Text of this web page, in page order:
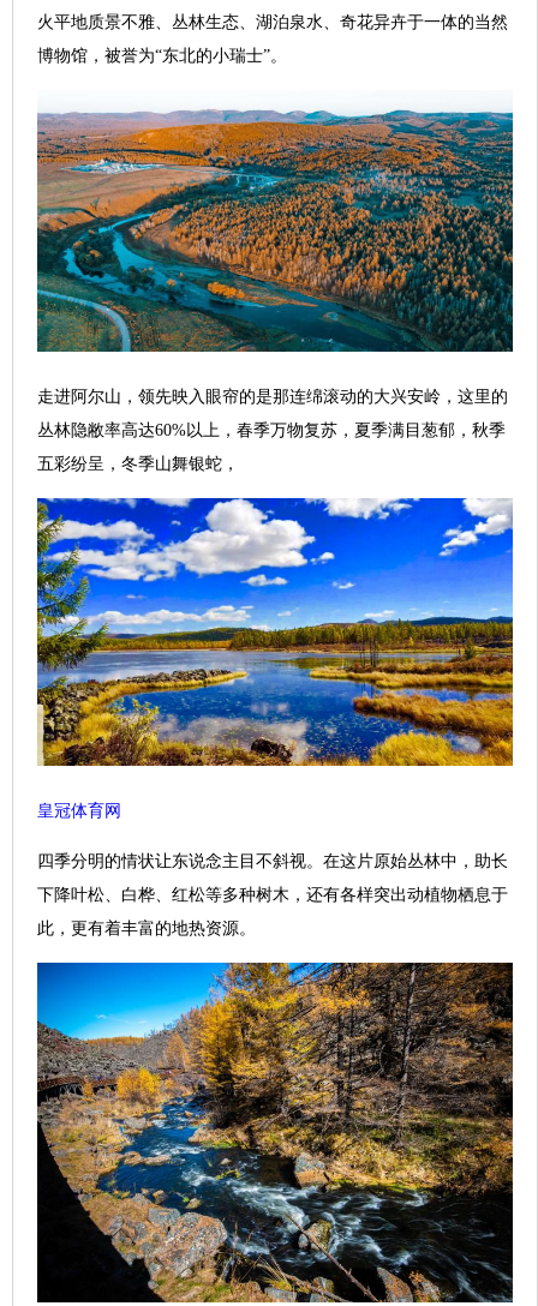
火平地质景不雅、丛林生态、湖泊泉水、奇花异卉于一体的当然
博物馆，被誉为“东北的小瑞士”。
走进阿尔山，领先映入眼帘的是那连绵滚动的大兴安岭，这里的
丛林隐敝率高达60%以上，春季万物复苏，夏季满目葱郁，秋季
五彩纷呈，冬季山舞银蛇，
皇冠体育网
四季分明的情状让东说念主目不斜视。在这片原始丛林中，助长
下降叶松、白桦、红松等多种树木，还有各样突出动植物栖息于
此，更有着丰富的地热资源。